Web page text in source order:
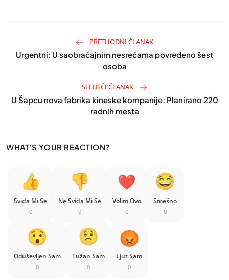
PRETHODNI ČLANAK
Urgentni: U saobraćajnim nesrećama povređeno šest
osoba
SLEDEĆI ČLANAK
U Šapcu nova fabrika kineske kompanije: Planirano 220
radnih mesta
WHAT'S YOUR REACTION?
Sviđa Mi Se
0
Ne Sviđa Mi Se
0
Volim Ovo
0
Smešno
0
Oduševljen Sam
0
Tužan Sam
0
Ljut Sam
0